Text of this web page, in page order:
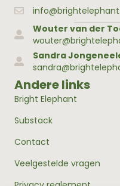
Wouter van der
Sandra
Andere links
Bright Elephant
Substack
Contact
Veelgestelde vragen